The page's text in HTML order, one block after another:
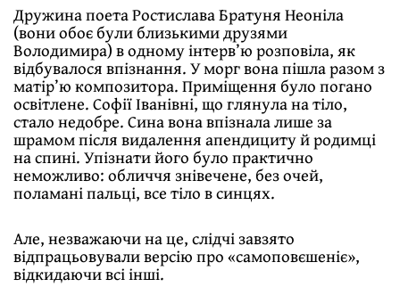
Дружина поета Ростислава Братуня Неоніла
(вони обоє були близькими друзями
Володимира) в одному інтерв’ю розповіла, як
відбувалося впізнання. У морг вона пішла разом з
матір’ю композитора. Приміщення було погано
освітлене. Софії Іванівні, що глянула на тіло,
стало недобре. Сина вона впізнала лише за
шрамом після видалення апендициту й родимці
на спині. Упізнати його було практично
неможливо: обличчя знівечене, без очей,
поламані пальці, все тіло в синцях.
Але, незважаючи на це, слідчі завзято
відпрацьовували версію про «самоповєшеніє»,
відкидаючи всі інші.